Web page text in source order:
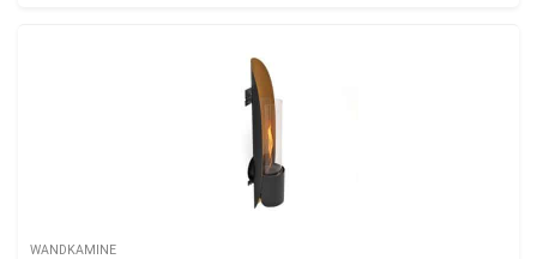
WANDKAMINE